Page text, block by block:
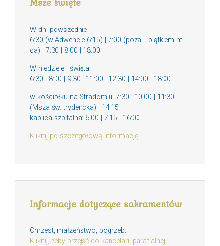
W dni powszednie
6:30 (w Adwencie 6:15) | 7:00 (poza I. piątkiem m-
ca) | 7:30 | 8:00 | 18:00
W niedziele i święta
6:30 | 8:00 | 9:30 | 11:00 | 12:30 | 14:00 | 18:00
w kościółku na Stradomiu: 7:30 | 10:00 | 11:30
(Msza św. trydencka) | 14:15
kaplica szpitalna: 6:00 | 7:15 | 16:00
Kliknij po szczegółową informację
Informacje dotyczące sakramentów
Chrzest, małżeństwo, pogrzeb:
Kliknij, żeby przejść do kancelarii parafialnej